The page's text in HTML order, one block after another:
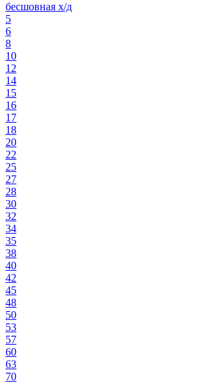
бесшовная х/д
5
6
8
10
12
14
15
16
17
18
20
22
25
27
28
30
32
34
35
38
40
42
45
48
50
53
57
60
63
70